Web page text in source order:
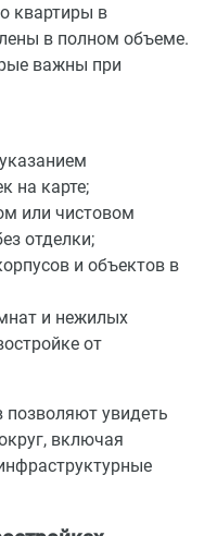
квартиры в
в полном объеме.
важны при
на карте;
или чистовом
отделки;
и объектов в
и нежилых
от
увидеть
включая